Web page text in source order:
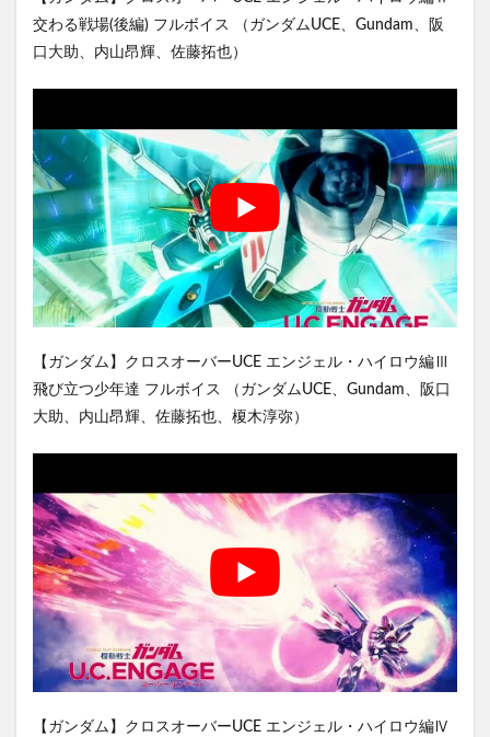
交わる戦場(後編) フルボイス （ガンダムUCE、Gundam、阪
口大助、内山昂輝、佐藤拓也）
【ガンダム】クロスオーバーUCE エンジェル・ハイロウ編Ⅲ
飛び立つ少年達 フルボイス （ガンダムUCE、Gundam、阪口
大助、内山昂輝、佐藤拓也、榎木淳弥）
【ガンダム】クロスオーバーUCE エンジェル・ハイロウ編Ⅳ